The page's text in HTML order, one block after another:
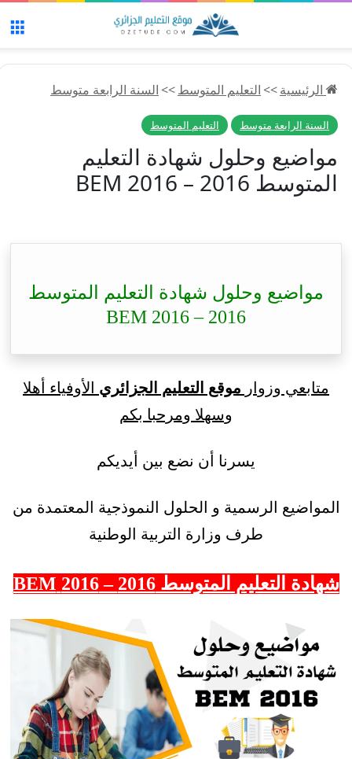
الرئيسية>>التعليم المتوسط>>السنة الرابعة متوسط
السنة الرابعة متوسط التعليم المتوسط
مواضيع وحلول شهادة التعليم
المتوسط 2016 – BEM 2016
مواضيع وحلول شهادة التعليم المتوسط
2016 – BEM 2016
متابعي وزوار موقع التعليم الجزائري الأوفياء أهلا
وسهلا ومرحبا بكم
يسرنا أن نضع بين أيديكم
المواضيع الرسمية و الحلول النموذجية المعتمدة من
طرف وزارة التربية الوطنية
شهادة التعليم المتوسط 2016 – 2016 BEM